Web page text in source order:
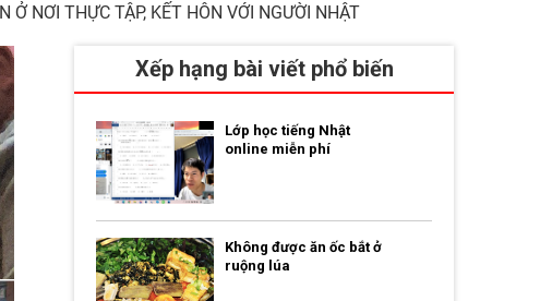
Ở NƠI THỰC TẬP, KẾT HÔN VỚI NGƯỜI NHẬT
Xếp hạng bài viết phổ biến
Lớp học tiếng Nhật
online miễn phí
Không được ăn ốc bắt ở
ruộng lúa